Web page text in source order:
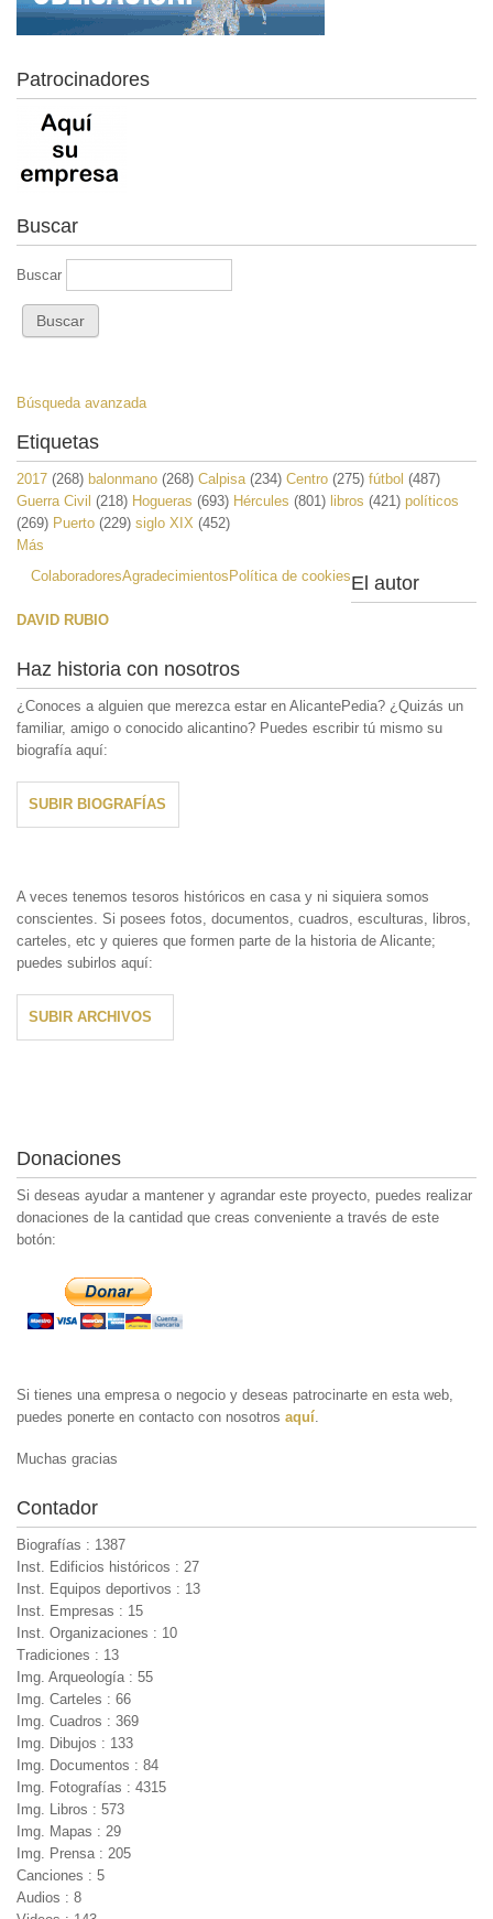
Patrocinadores
Buscar
Buscar
Búsqueda avanzada
Etiquetas
2017 (268) balonmano (268) Calpisa (234) Centro (275) fútbol (487)
Guerra Civil (218) Hogueras (693) Hércules (801) libros (421) políticos
(269) Puerto (229) siglo XIX (452)
Más
ColaboradoresAgradecimientos Política de cookiesEl autor
DAVID RUBIO
Haz historia con nosotros
¿Conoces a alguien que merezca estar en AlicantePedia? ¿Quizás un
familiar, amigo o conocido alicantino? Puedes escribir tú mismo su
biografía aquí:
SUBIR BIOGRAFÍAS
A veces tenemos tesoros históricos en casa y ni siquiera somos
conscientes. Si posees fotos, documentos, cuadros, esculturas, libros,
carteles, etc y quieres que formen parte de la historia de Alicante;
puedes subirlos aquí:
SUBIR ARCHIVOS
Donaciones
Si deseas ayudar a mantener y agrandar este proyecto, puedes realizar
donaciones de la cantidad que creas conveniente a través de este
botón:
Si tienes una empresa o negocio y deseas patrocinarte en esta web,
puedes ponerte en contacto con nosotros aquí
Muchas gracias
Contador
Biografías : 1387
Inst. Edificios históricos : 27
Inst. Equipos deportivos : 13
Inst. Empresas : 15
Inst. Organizaciones : 10
Tradiciones : 13
Img. Arqueología : 55
Img. Carteles : 66
Img. Cuadros : 369
Img. Dibujos : 133
Img. Documentos : 84
Img. Fotografías : 4315
Img. Libros : 573
Img. Mapas : 29
Img. Prensa : 205
Canciones : 5
Audios : 8